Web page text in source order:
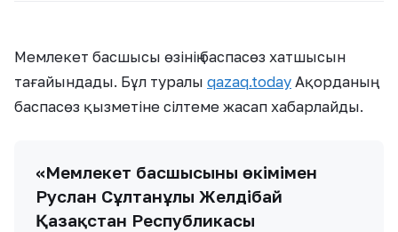
Мемлекет басшысы өзінің баспасөз хатшысын
тағайындады. Бұл туралы qazaq.today Ақорданың
баспасөз қызметіне сілтеме жасап хабарлайды.
«Мемлекет басшысының өкімімен
Руслан Сұлтанұлы Желдібай
Қазақстан Республикасы